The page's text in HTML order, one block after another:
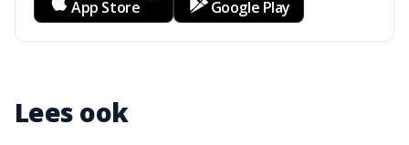
App Store Google Play
Lees ook